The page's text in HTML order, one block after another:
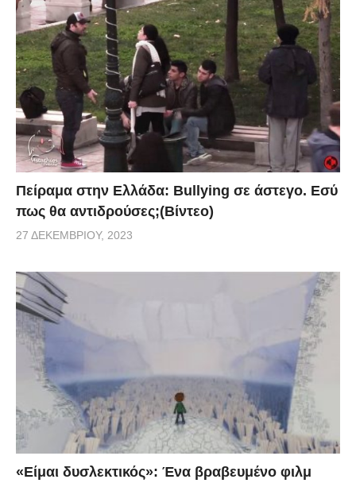
Πείραμα στην Ελλάδα: Bullying σε άστεγο. Εσύ
πως θα αντιδρούσες;(Βίντεο)
27 ΔΕΚΕΜΒΡΊΟΥ, 2023
«Είμαι δυσλεκτικός»: Ένα βραβευμένο φιλμ